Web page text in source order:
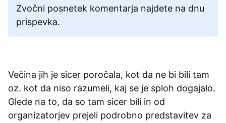
Zvočni posnetek komentarja najdete na dnu
prispevka.
Večina jih je sicer poročala, kot da ne bi bili tam
oz. kot da niso razumeli, kaj se je sploh dogajalo.
Glede na to, da so tam sicer bili in od
organizatorjev prejeli podrobno predstavitev za